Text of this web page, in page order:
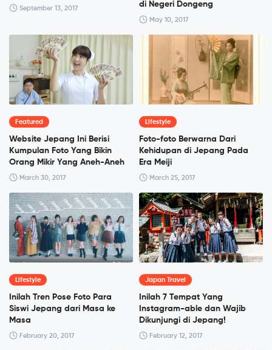
September 13, 2017
di Negeri Dongeng
May 10, 2017
Featured
Website Jepang Ini Berisi
Kumpulan Foto Yang Bikin
Orang Mikir Yang Aneh-Aneh
March 30, 2017
Lifestyle
Foto-foto Berwarna Dari
Kehidupan di Jepang Pada
Era Meiji
March 25, 2017
Lifestyle
Inilah Tren Pose Foto Para
Siswi Jepang dari Masa ke
Masa
February 20, 2017
Japan Travel
Inilah 7 Tempat Yang
Instagram-able dan Wajib
Dikunjungi di Jepang!
February 12, 2017